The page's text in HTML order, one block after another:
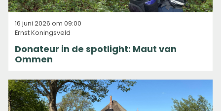
16 juni 2026 om 09:00
Ernst Koningsveld
Donateur in de spotlight: Maut van
Ommen